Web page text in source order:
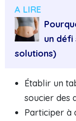
A LIRE
un défi
solutions)
Établir un
soucier des
Participer à